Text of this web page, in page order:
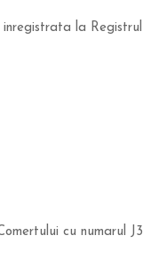
la
cu numarul